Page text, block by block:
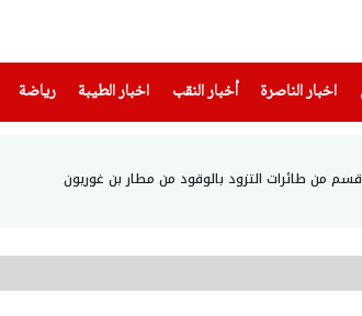
اخبار الناصرة
(current) أخبار النقب اخبار الطيبة(current) رياضة
(current)
قسم من طائرات التزود بالوقود من مطار بن غوريون